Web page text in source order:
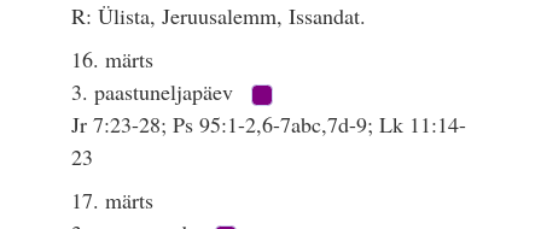
R: Ülista, Jeruusalemm, Issandat.
16. märts
3. paastuneljapäev
Jr 7:23-28; Ps 95:1-2,6-7abc,7d-9; Lk 11:14-
23
17. märts